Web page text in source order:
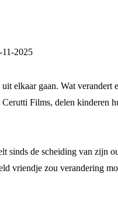
11-2025
elkaar gaan. Wat verandert
Films, delen kinderen
de scheiding van zijn
vriendje zou verandering